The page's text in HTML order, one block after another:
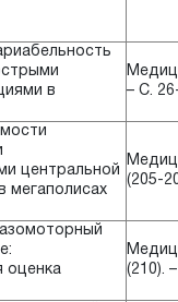
в
– С.
центральной
мегаполисах
(205-
оценка
(210).